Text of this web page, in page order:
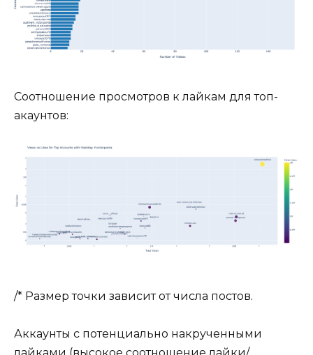
Соотношение просмотров к лайкам для топ-
акаунтов:
/* Размер точки зависит от числа постов.
Аккаунты с потенциально накрученными